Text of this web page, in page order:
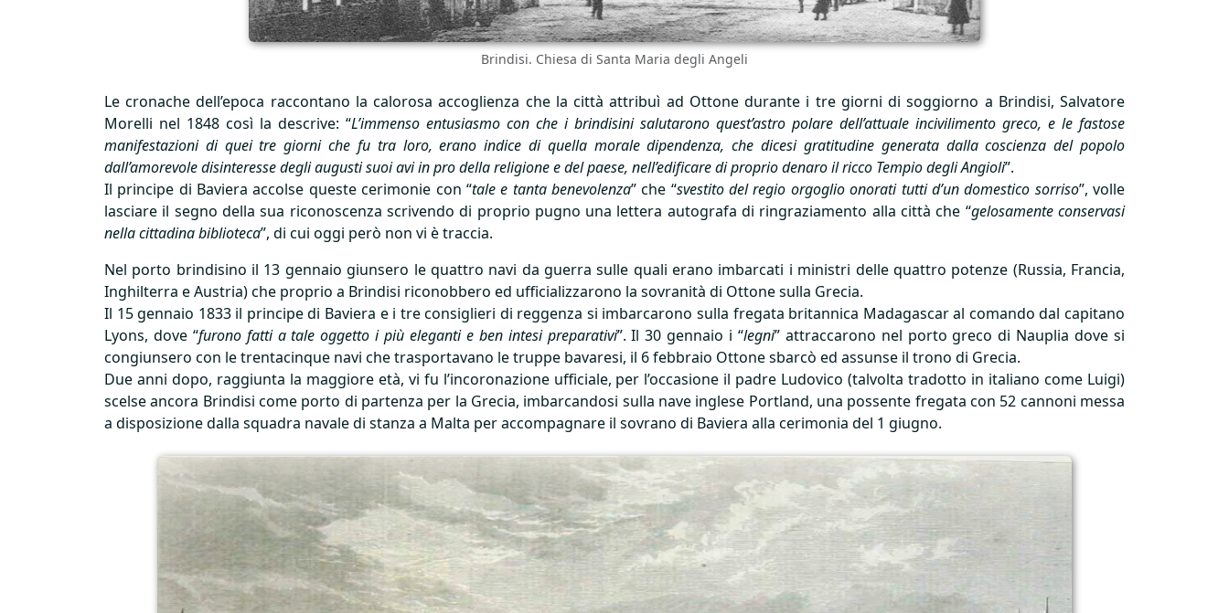
Brindisi. Chiesa di Santa Maria degli Angeli
Le cronache dell’epoca raccontano la calorosa accoglienza che la città attribuì ad Ottone durante i tre giorni di soggiorno a Brindisi, Salvatore
Morelli nel 1848 così la descrive: “L’immenso entusiasmo con che i brindisini salutarono quest’astro polare dell’attuale incivilimento greco, e le fastose
manifestazioni di quei tre giorni che fu tra loro, erano indice di quella morale dipendenza, che dicesi gratitudine generata dalla coscienza del popolo
dall’amorevole disinteresse degli augusti suoi avi in pro della religione e del paese, nell’edificare di proprio denaro il ricco Tempio degli Angioli”.
Il principe di Baviera accolse queste cerimonie con “tale e tanta benevolenza” che “svestito del regio orgoglio onorati tutti d’un domestico sorriso”, volle
lasciare il segno della sua riconoscenza scrivendo di proprio pugno una lettera autografa di ringraziamento alla città che “gelosamente conservasi
nella cittadina biblioteca”, di cui oggi però non vi è traccia.
Nel porto brindisino il 13 gennaio giunsero le quattro navi da guerra sulle quali erano imbarcati i ministri delle quattro potenze (Russia, Francia,
Inghilterra e Austria) che proprio a Brindisi riconobbero ed ufficializzarono la sovranità di Ottone sulla Grecia.
Il 15 gennaio 1833 il principe di Baviera e i tre consiglieri di reggenza si imbarcarono sulla fregata britannica Madagascar al comando dal capitano
Lyons, dove “furono fatti a tale oggetto i più eleganti e ben intesi preparativi”. Il 30 gennaio i “legni” attraccarono nel porto greco di Nauplia dove si
congiunsero con le trentacinque navi che trasportavano le truppe bavaresi, il 6 febbraio Ottone sbarcò ed assunse il trono di Grecia.
Due anni dopo, raggiunta la maggiore età, vi fu l’incoronazione ufficiale, per l’occasione il padre Ludovico (talvolta tradotto in italiano come Luigi)
scelse ancora Brindisi come porto di partenza per la Grecia, imbarcandosi sulla nave inglese Portland, una possente fregata con 52 cannoni messa
a disposizione dalla squadra navale di stanza a Malta per accompagnare il sovrano di Baviera alla cerimonia del 1 giugno.